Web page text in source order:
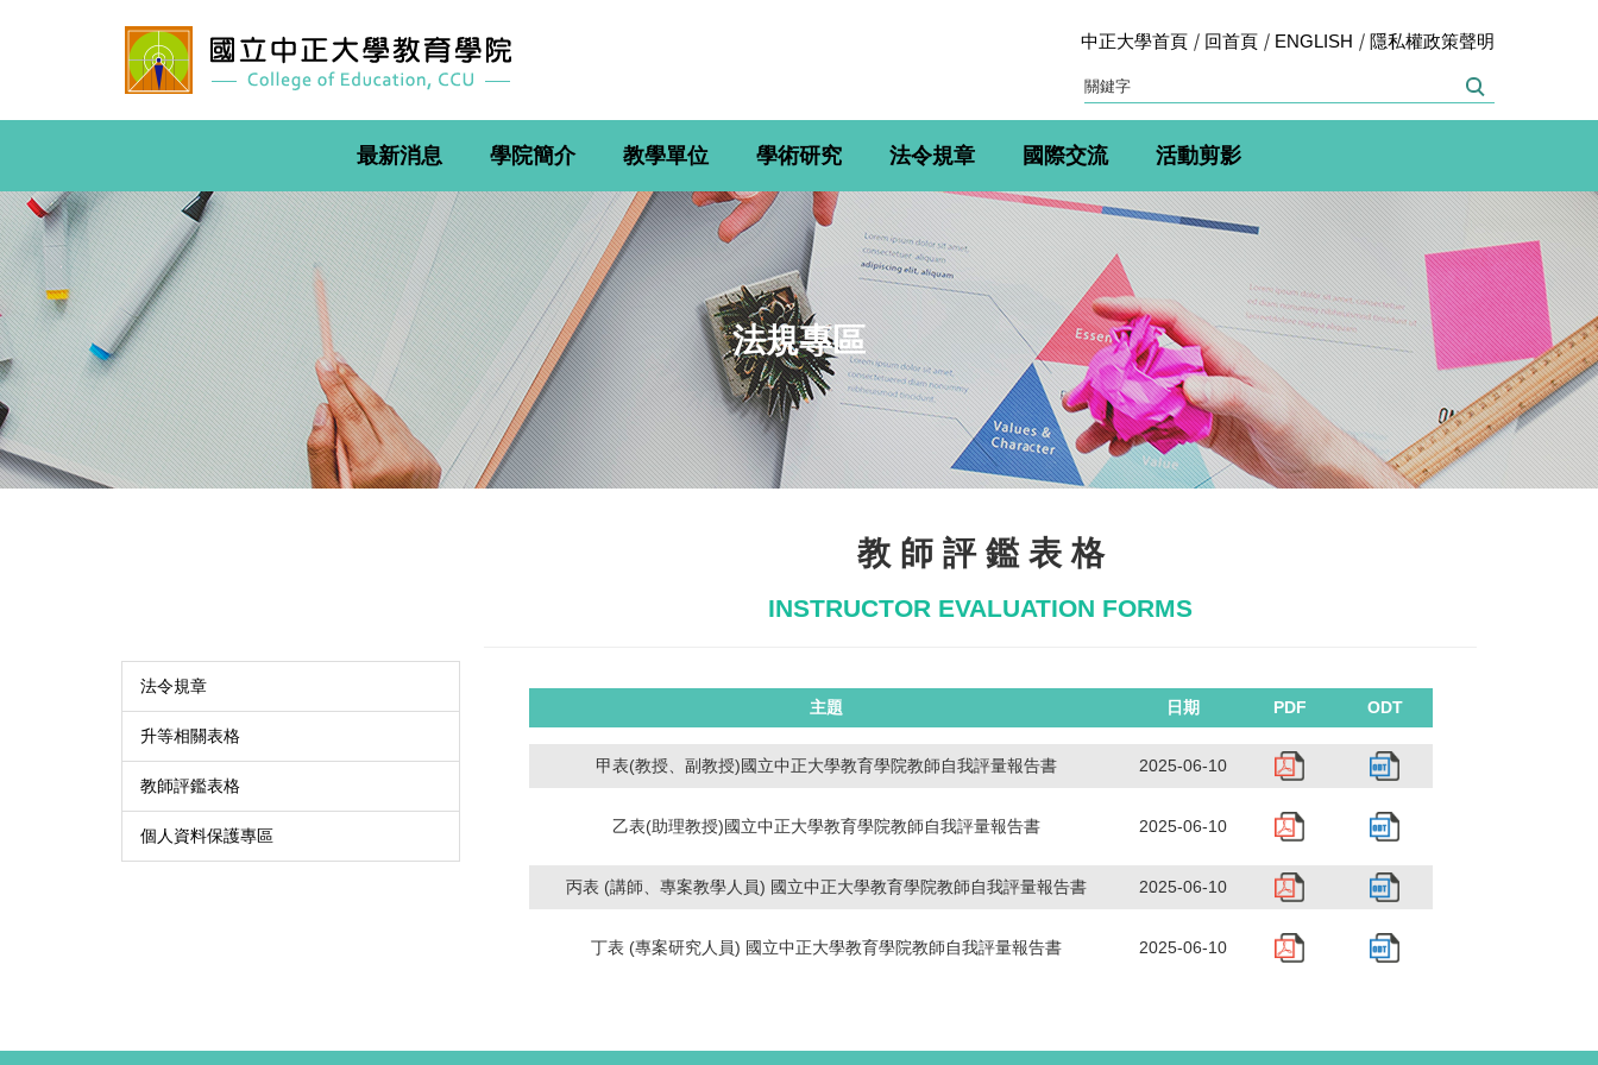
內
中正大學首頁 回首頁 ENGLISH 隱私權政策聲明
最新消息 學院簡介 教學單位 學術研究 法令規章 國際交流 活動剪影
法規專區
法令規章
升等相關表格
教師評鑑表格
個人資料保護專區
教 師 評 鑑 表 格
INSTRUCTOR EVALUATION FORMS
主題 日期 PDF ODT
甲表(教授、副教授)國立中正大學教育學院教師自我評量報告書 2025-06-10
乙表(助理教授)國立中正大學教育學院教師自我評量報告書 2025-06-10
丙表 (講師、專案教學人員) 國立中正大學教育學院教師自我評量報告書 2025-06-10
丁表 (專案研究人員) 國立中正大學教育學院教師自我評量報告書 2025-06-10